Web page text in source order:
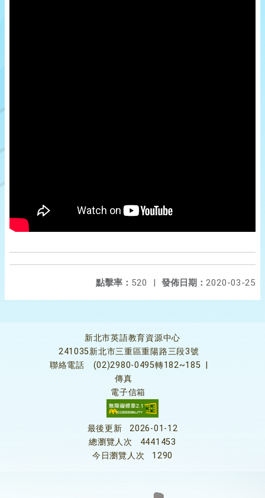
發佈日期： 2020-03-25
點擊率： 520 |
新北市英語教育資源中心
241035新北市三重區重陽路三段3號
聯絡電話
(02)2980-0495轉182~185
傳真
電子信箱
最後更新
2026-01-12
總瀏覽人次
4441453
今日瀏覽人次
1290